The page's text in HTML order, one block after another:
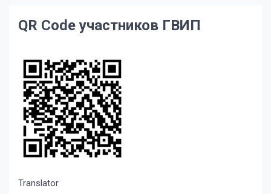
QR Code участников ГВИП
Translator